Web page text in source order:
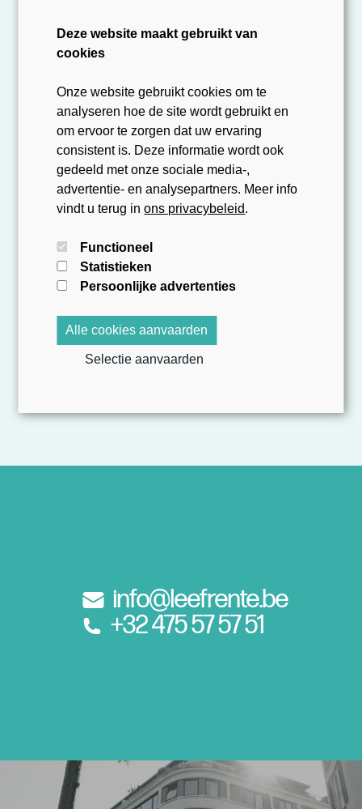
2600 Antwerpen
Maatschappelijke zetel
Putstraat 29
B-9051 Gent
info@leefrente.be
+32 475 57 57 51
Deze website maakt gebruikt van
cookies
Onze website gebruikt cookies om te
analyseren hoe de site wordt gebruikt en
om ervoor te zorgen dat uw ervaring
consistent is. Deze informatie wordt ook
gedeeld met onze sociale media-,
advertentie- en analysepartners. Meer info
vindt u terug in ons privacybeleid.
Functioneel
Statistieken
Persoonlijke advertenties
Alle cookies aanvaarden
Selectie aanvaarden